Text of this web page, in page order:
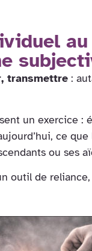
transmettre :
un exercice :
ce
ou ses
outil de